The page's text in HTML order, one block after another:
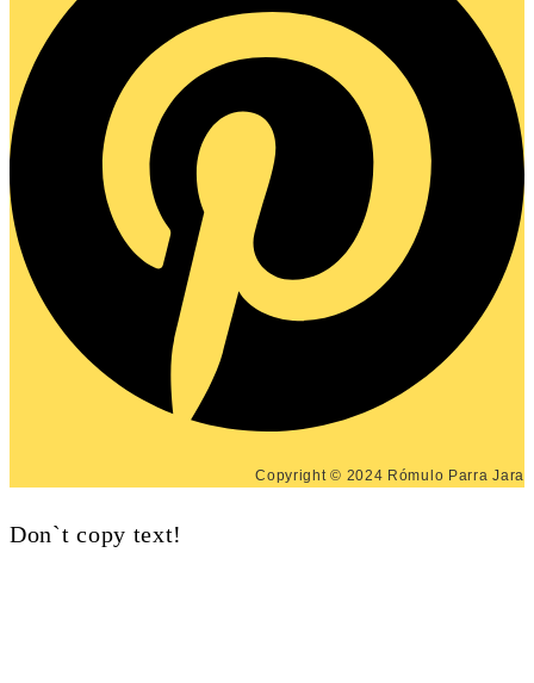
Copyright © 2024 Rómulo Parra Jara
Don`t copy text!